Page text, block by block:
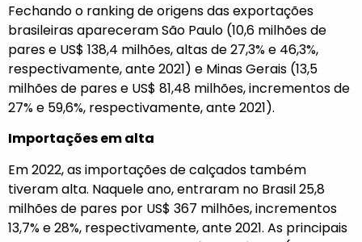
Fechando o ranking de origens das exportações
brasileiras apareceram São Paulo (10,6 milhões de
pares e US$ 138,4 milhões, altas de 27,3% e 46,3%,
respectivamente, ante 2021) e Minas Gerais (13,5
milhões de pares e US$ 81,48 milhões, incrementos de
27% e 59,6%, respectivamente, ante 2021).
Importações em alta
Em 2022, as importações de calçados também
tiveram alta. Naquele ano, entraram no Brasil 25,8
milhões de pares por US$ 367 milhões, incrementos
13,7% e 28%, respectivamente, ante 2021. As principais